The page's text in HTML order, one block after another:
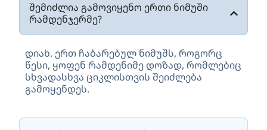
შემიძლია გამოვიყენო ერთი ნიმუში
რამდენჯერმე?
დიახ. ერთ ჩაბარებულ ნიმუშს, როგორც
წესი, ყოფენ რამდენიმე დოზად, რომლებიც
სხვადასხვა ციკლისთვის შეიძლება
გამოყენდეს.